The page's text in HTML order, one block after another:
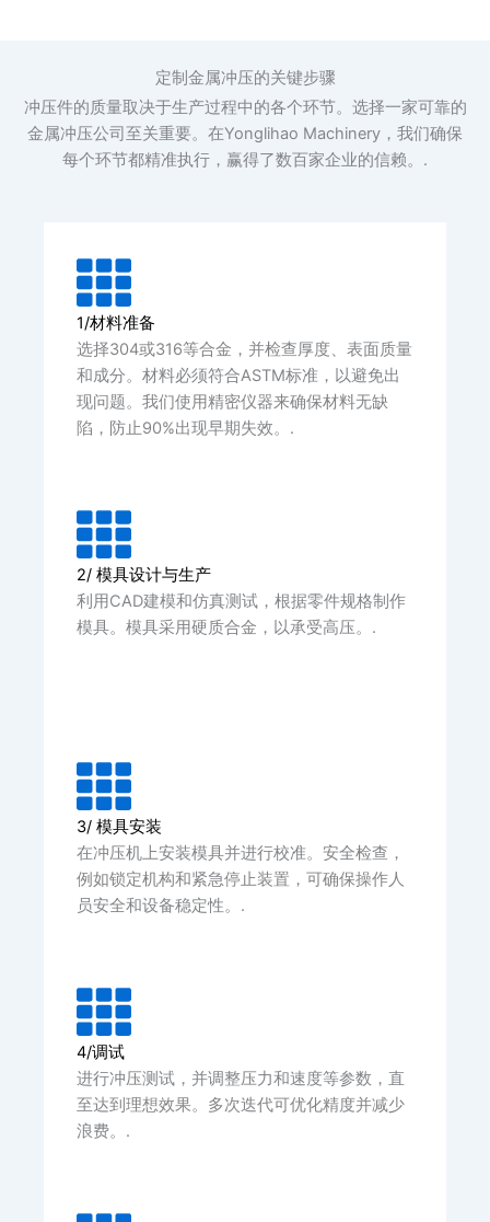
定制金属冲压的关键步骤
冲压件的质量取决于生产过程中的各个环节。选择一家可靠的
金属冲压公司至关重要。在Yonglihao Machinery，我们确保
每个环节都精准执行，赢得了数百家企业的信赖。.
1/材料准备
选择304或316等合金，并检查厚度、表面质量
和成分。材料必须符合ASTM标准，以避免出
现问题。我们使用精密仪器来确保材料无缺
陷，防止90%出现早期失效。.
2/ 模具设计与生产
利用CAD建模和仿真测试，根据零件规格制作
模具。模具采用硬质合金，以承受高压。.
3/ 模具安装
在冲压机上安装模具并进行校准。安全检查，
例如锁定机构和紧急停止装置，可确保操作人
员安全和设备稳定性。.
4/调试
进行冲压测试，并调整压力和速度等参数，直
至达到理想效果。多次迭代可优化精度并减少
浪费。.